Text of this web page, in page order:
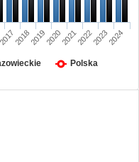
2018201920202021202220232024
Polska